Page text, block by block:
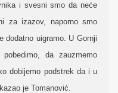
i svesni smo da neće
za izazov, naporno smo
dodatno uigramo. U Gornji
da zauzmemo
dobijemo podstrek da i u
je Tomanović.